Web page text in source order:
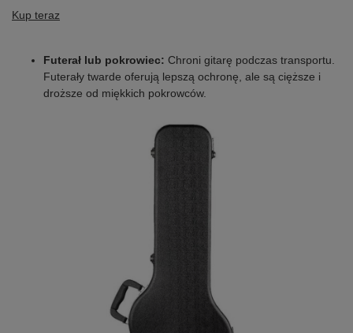
Kup teraz
Futerał lub pokrowiec: Chroni gitarę podczas transportu.
Futerały twarde oferują lepszą ochronę, ale są cięższe i
droższe od miękkich pokrowców.